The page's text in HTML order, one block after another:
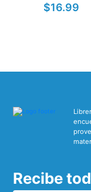
$16.99
Recibe